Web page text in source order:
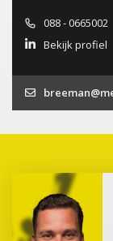
088 - 0665002
Bekijk profiel